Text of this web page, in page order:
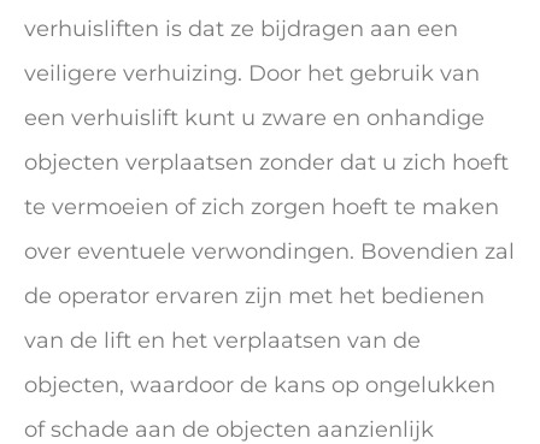
verhuisliften is dat ze bijdragen aan een
veiligere verhuizing. Door het gebruik van
een verhuislift kunt u zware en onhandige
objecten verplaatsen zonder dat u zich hoeft
te vermoeien of zich zorgen hoeft te maken
over eventuele verwondingen. Bovendien zal
de operator ervaren zijn met het bedienen
van de lift en het verplaatsen van de
objecten, waardoor de kans op ongelukken
of schade aan de objecten aanzienlijk